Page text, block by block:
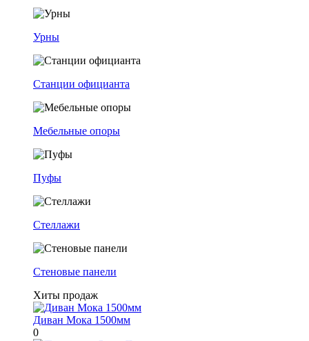
Урны
Станции официанта
Мебельные опоры
Пуфы
Стеллажи
Стеновые панели
Хиты продаж
Диван Мока 1500мм
0